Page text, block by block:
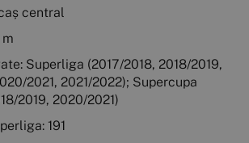
central
Superliga (2017/2018, 2018/2019,
2021, 2021/2022); Supercupa
2019, 2020/2021)
191